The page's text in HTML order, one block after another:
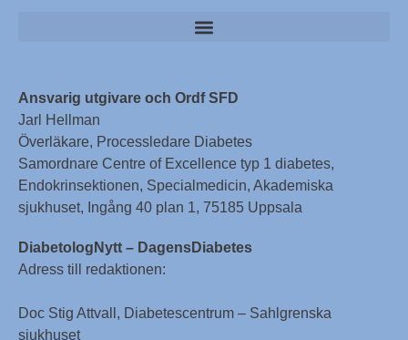
Ansvarig utgivare och Ordf SFD
Jarl Hellman
Överläkare, Processledare Diabetes
Samordnare Centre of Excellence typ 1 diabetes,
Endokrinsektionen, Specialmedicin, Akademiska
sjukhuset, Ingång 40 plan 1, 75185 Uppsala
DiabetologNytt – DagensDiabetes
Adress till redaktionen:
Doc Stig Attvall, Diabetescentrum – Sahlgrenska
sjukhuset